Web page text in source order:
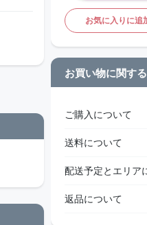
お気に入りに追
お買い物に関す
ご購入について
送料について
配送予定とエリア
返品について